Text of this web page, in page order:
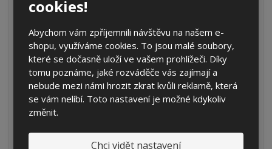
cookies!
Abychom vám zpříjemnili návštěvu na našem e-
shopu, využíváme cookies. To jsou malé soubory,
které se dočasně uloží ve vašem prohlížeči. Díky
tomu poznáme, jaké rozváděče vás zajímají a
nebude mezi námi hrozit zkrat kvůli reklamě, která
se vám nelíbí. Toto nastavení je možné kdykoliv
změnit.
Chci vidět nastavení
PPS 3x160 W v pilíři (AHVO)
8 186,86 Kč
Koupit